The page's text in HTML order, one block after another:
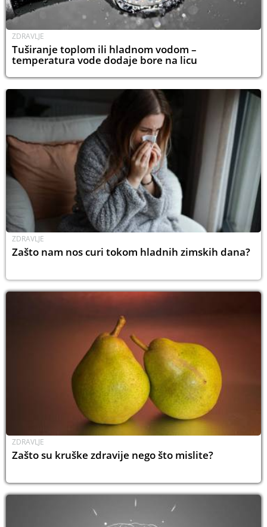
ZDRAVLJE
Tuširanje toplom ili hladnom vodom –
temperatura vode dodaje bore na licu
ZDRAVLJE
Zašto nam nos curi tokom hladnih zimskih dana?
ZDRAVLJE
Zašto su kruške zdravije nego što mislite?